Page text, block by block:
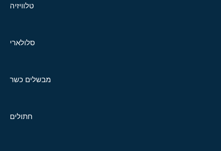
טלוויזיה
סלולארי
מבשלים כשר
חתולים